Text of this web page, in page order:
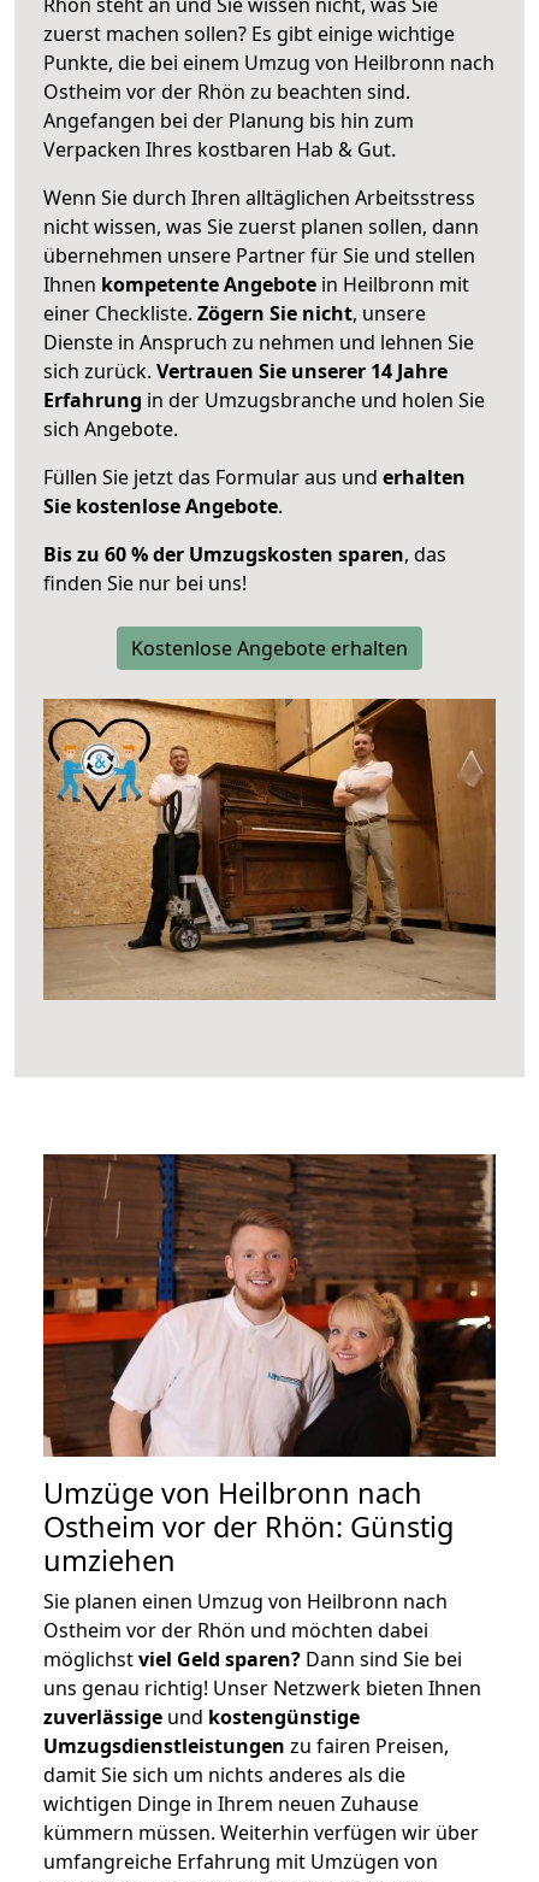
zuerst machen sollen? Es gibt einige wichtige
Punkte, die bei einem Umzug von Heilbronn nach
Ostheim vor der Rhön zu beachten sind.
Angefangen bei der Planung bis hin zum
Verpacken Ihres kostbaren Hab & Gut.
Wenn Sie durch Ihren alltäglichen Arbeitsstress
nicht wissen, was Sie zuerst planen sollen, dann
übernehmen unsere Partner für Sie und stellen
Ihnen kompetente Angebote in Heilbronn mit
einer Checkliste. Zögern Sie nicht, unsere
Dienste in Anspruch zu nehmen und lehnen Sie
sich zurück. Vertrauen Sie unserer 14 Jahre
Erfahrung in der Umzugsbranche und holen Sie
sich Angebote.
Füllen Sie jetzt das Formular aus und erhalten
Sie kostenlose Angebote.
Bis zu 60 % der Umzugskosten sparen, das
finden Sie nur bei uns!
Kostenlose Angebote erhalten
Umzüge von Heilbronn nach
Ostheim vor der Rhön: Günstig
umziehen
Sie planen einen Umzug von Heilbronn nach
Ostheim vor der Rhön und möchten dabei
möglichstviel Geld sparen? Dann sind Sie bei
uns genau richtig! Unser Netzwerk bieten Ihnen
zuverlässige und kostengünstige
Umzugsdienstleistungen zu fairen Preisen,
damit Sie sich um nichts anderes als die
wichtigen Dinge in Ihrem neuen Zuhause
kümmern müssen. Weiterhin verfügen wir über
umfangreiche Erfahrung mit Umzügen von